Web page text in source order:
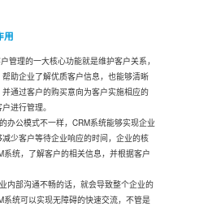
用
管理的一大核心功能就是维护客户关系，
助企业了解优质客户信息，也能够清晰
通过客户的购买意向为客户实施相应的
进行管理。
办公模式不一样，CRM系统能够实现企业
少客户等待企业响应的时间，企业的核
系统，了解客户的相关信息，并根据客户
内部沟通不畅的话，就会导致整个企业的
系统可以实现无障碍的快速交流，不管是